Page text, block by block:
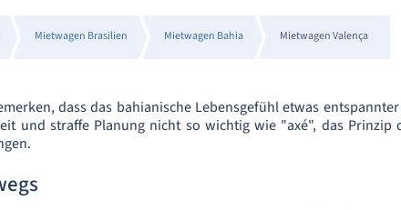
Mietwagen Brasilien Mietwagen Bahia Mietwagen Valença
dass das bahianische Lebensgefühl etwas
und straffe Planung nicht so wichtig wie "axé", das Prinzip